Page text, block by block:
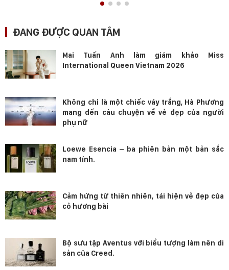
ĐANG ĐƯỢC QUAN TÂM
Mai Tuấn Anh làm giám khảo Miss
International Queen Vietnam 2026
Không chỉ là một chiếc váy trắng, Hà Phương
mang đến câu chuyện về vẻ đẹp của người
phụ nữ
Loewe Esencia – ba phiên bản một bản sắc
nam tính.
Cảm hứng từ thiên nhiên, tái hiện vẻ đẹp của
cỏ hương bài
Bộ sưu tập Aventus với biểu tượng làm nên di
sản của Creed.